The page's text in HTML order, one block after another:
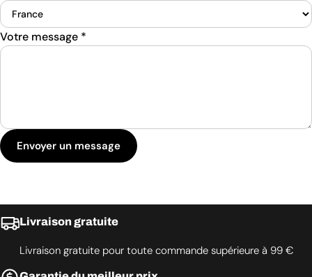
Votre message *
Envoyer un message
Livraison gratuite
Livraison gratuite pour toute commande supérieure à 99 €